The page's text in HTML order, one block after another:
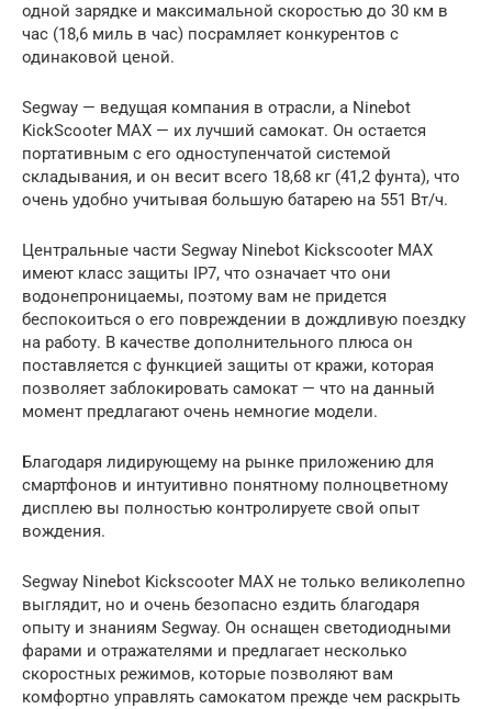
одной зарядке и максимальной скоростью до 30 км в
час (18,6 миль в час) посрамляет конкурентов с
одинаковой ценой.
Segway — ведущая компания в отрасли, а Ninebot
KickScooter MAX — их лучший самокат. Он остается
портативным с его одноступенчатой ​​системой
складывания, и он весит всего 18,68 кг (41,2 фунта), что
очень удобно учитывая большую батарею на 551 Вт/ч.
Центральные части Segway Ninebot Kickscooter MAX
имеют класс защиты IP7, что означает что они
водонепроницаемы, поэтому вам не придется
беспокоиться о его повреждении в дождливую поездку
на работу. В качестве дополнительного плюса он
поставляется с функцией защиты от кражи, которая
позволяет заблокировать самокат — что на данный
момент предлагают очень немногие модели.
Благодаря лидирующему на рынке приложению для
смартфонов и интуитивно понятному полноцветному
дисплею вы полностью контролируете свой опыт
вождения.
Segway Ninebot Kickscooter MAX не только великолепно
выглядит, но и очень безопасно ездить благодаря
опыту и знаниям Segway. Он оснащен светодиодными
фарами и отражателями и предлагает несколько
скоростных режимов, которые позволяют вам
комфортно управлять самокатом прежде чем раскрыть